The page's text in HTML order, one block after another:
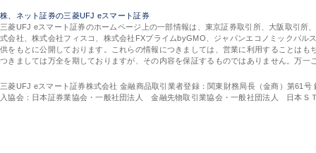
株、ネット証券の三菱UFJ eスマート証券
三菱UFJ eスマート証券のホームページ上の一部情報は、東京証券取引所、大阪取引
式会社、株式会社フィスコ、株式会社FXプライムbyGMO、ジャパンエコノミックパ
供をもとに公開しております。これらの情報につきましては、営業に利用することは
つきましては万全を期しておりますが、その内容を保証するものではありません。万
三菱UFJ eスマート証券株式会社 金融商品取引業者登録：関東財務局長（金商）第61
入協会：日本証券業協会・一般社団法人 金融先物取引業協会・一般社団法人 日本